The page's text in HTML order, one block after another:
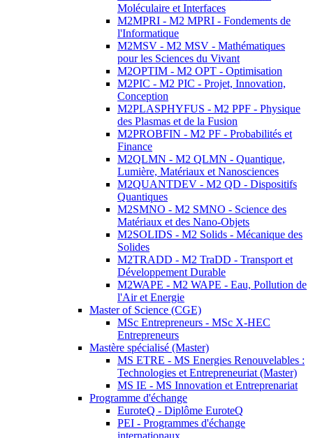
Moléculaire et Interfaces
M2MPRI - M2 MPRI - Fondements de
l'Informatique
M2MSV - M2 MSV - Mathématiques
pour les Sciences du Vivant
M2OPTIM - M2 OPT - Optimisation
M2PIC - M2 PIC - Projet, Innovation,
Conception
M2PLASPHYFUS - M2 PPF - Physique
des Plasmas et de la Fusion
M2PROBFIN - M2 PF - Probabilités et
Finance
M2QLMN - M2 QLMN - Quantique,
Lumière, Matériaux et Nanosciences
M2QUANTDEV - M2 QD - Dispositifs
Quantiques
M2SMNO - M2 SMNO - Science des
Matériaux et des Nano-Objets
M2SOLIDS - M2 Solids - Mécanique des
Solides
M2TRADD - M2 TraDD - Transport et
Développement Durable
M2WAPE - M2 WAPE - Eau, Pollution de
l'Air et Energie
Master of Science (CGE)
MSc Entrepreneurs - MSc X-HEC
Entrepreneurs
Mastère spécialisé (Master)
MS ETRE - MS Energies Renouvelables :
Technologies et Entrepreneuriat (Master)
MS IE - MS Innovation et Entreprenariat
Programme d'échange
EuroteQ - Diplôme EuroteQ
PEI - Programmes d'échange
internationaux